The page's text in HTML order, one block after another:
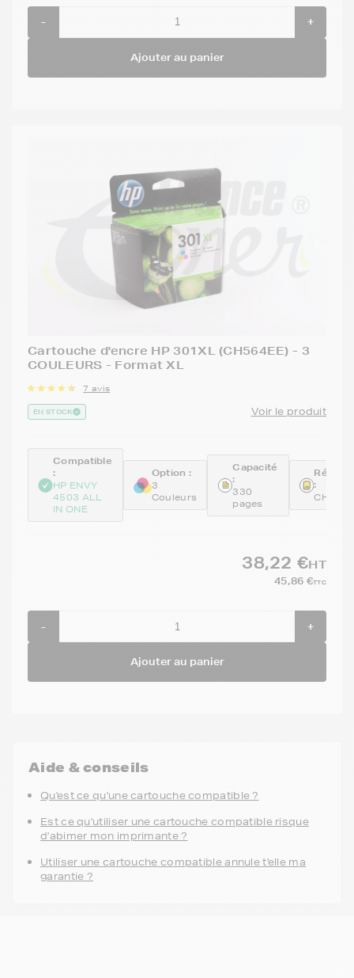
- +
Ajouter au panier
Cartouche d'encre HP 301XL (CH564EE) - 3
COULEURS - Format XL
7 avis
EN STOCK Voir le produit
Compatible
:
HP ENVY
4503 ALL
IN ONE
Option :
3
Couleurs
Capacité
:
330
pages
:
38,22 €HT
45,86 €TTC
- +
Ajouter au panier
Aide & conseils
Qu'est ce qu'une cartouche compatible ?
Est ce qu'utiliser une cartouche compatible risque
d'abimer mon imprimante ?
Utiliser une cartouche compatible annule t'elle ma
garantie ?